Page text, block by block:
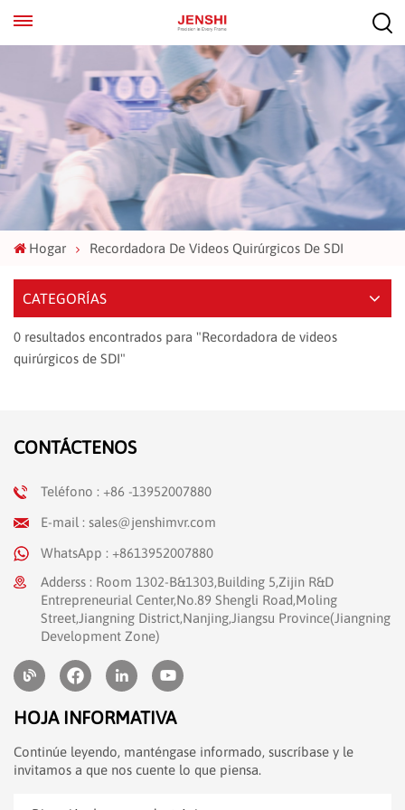
Hogar Recordadora De Videos Quirúrgicos De SDI
CATEGORÍAS
0 resultados encontrados para "Recordadora de videos
quirúrgicos de SDI"
CONTÁCTENOS
Teléfono : +86 -13952007880
E-mail : sales@jenshimvr.com
WhatsApp : +8613952007880
Adderss : Room 1302-B&1303,Building 5,Zijin R&D
Entrepreneurial Center,No.89 Shengli Road,Moling
Street,Jiangning District,Nanjing,Jiangsu Province(Jiangning
Development Zone)
HOJA INFORMATIVA
Continúe leyendo, manténgase informado, suscríbase y le
invitamos a que nos cuente lo que piensa.